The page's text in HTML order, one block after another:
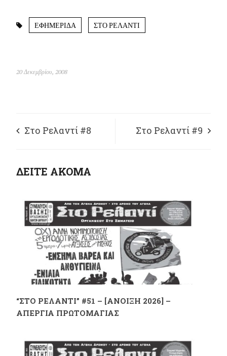
ΕΦΗΜΕΡΙΔΑ ΣΤΟ ΡΕΛΑΝΤΙ
20 Δεκεμβρίου, 2008
Στο Ρελαντί #8 Στο Ρελαντί #9
ΔΕΙΤΕ ΑΚΟΜΑ
“ΣΤΟ ΡΕΛΑΝΤΙ” #51 – [ΑΝΟΙΞΗ 2026] –
ΑΠΕΡΓΙΑ ΠΡΩΤΟΜΑΓΙΑΣ